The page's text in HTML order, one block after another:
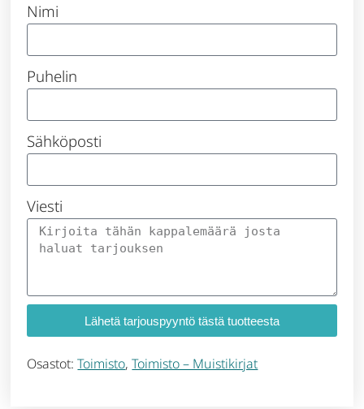
Nimi
Puhelin
Sähköposti
Viesti
Lähetä tarjouspyyntö tästä tuotteesta
Osastot:Toimisto,Toimisto – Muistikirjat